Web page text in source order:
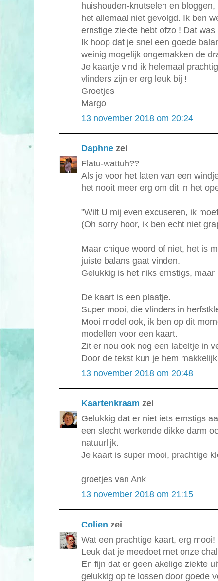
huishouden-knutselen en
het allemaal niet gevolgd. Ik ben
ernstige ziekte hebt ofzo ! Dat
Ik hoop dat je snel een goede
weinig mogelijk ongemakken de
Je kaartje vind ik helemaal
vlinders zijn er erg leuk bij !
Groetjes
Margo
13 november 2018 om 20:24
Daphne zei
Flatu-wattuh??
Als je voor het laten van een
het nooit meer erg om dit in het
"Wilt U mij even excuseren, ik
(Oh sorry hoor, ik ben echt niet
Maar chique woord of niet, het is
juiste balans gaat vinden.
Gelukkig is het niks ernstigs, maar
De kaart is een plaatje.
Super mooi, die vlinders in
Mooi model ook, ik ben op dit
modellen voor een kaart.
Zit er nou ook nog een labeltje in
Door de tekst kun je hem
13 november 2018 om 20:48
Kaartenkraam zei
Gelukkig dat er niet iets ernstigs
een slecht werkende dikke darm
natuurlijk.
Je kaart is super mooi, prachtige
groetjes van Ank
13 november 2018 om 21:15
Colien zei
Wat een prachtige kaart, erg mooi!
Leuk dat je meedoet met onze
En fijn dat er geen akelige ziekte
gelukkig op te lossen door goede